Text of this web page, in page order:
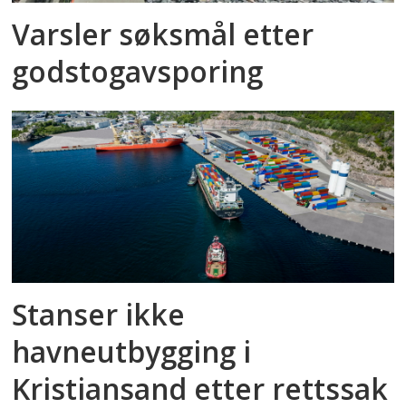
Varsler søksmål etter
godstog­avsporing
Stanser ikke
havneutbygging i
Kristiansand etter rettssak